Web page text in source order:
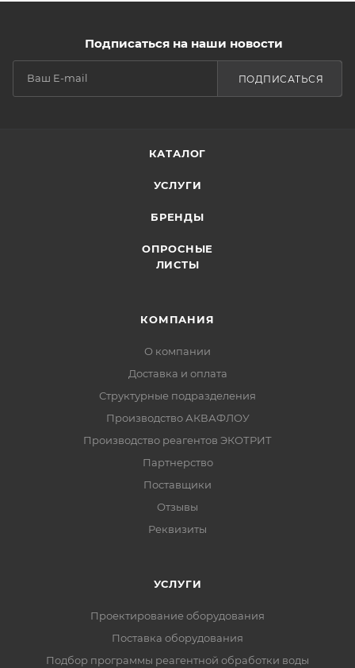
Подписаться на наши новости
ПОДПИСАТЬСЯ
КАТАЛОГ
УСЛУГИ
БРЕНДЫ
ОПРОСНЫЕ
ЛИСТЫ
КОМПАНИЯ
О компании
Доставка и оплата
Структурные подразделения
Производство АКВАФЛОУ
Производство реагентов ЭКОТРИТ
Партнерство
Поставщики
Отзывы
Реквизиты
УСЛУГИ
Проектирование оборудования
Поставка оборудования
Подбор программы реагентной обработки воды